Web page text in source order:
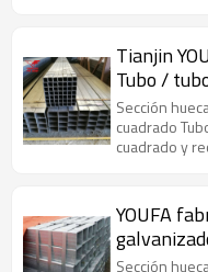
Tianjin
Tubo /
cuadrada
Sección
cuadrado
cuadrado y
YOUFA
para
Sección